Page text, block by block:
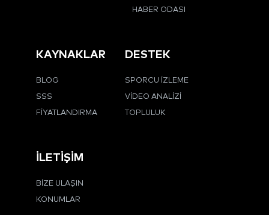
HABER ODASI
KAYNAKLAR
BLOG
SSS
FIYATLANDIRMA
DESTEK
SPORCU İZLEME
VIDEO ANALIZI
TOPLULUK
İLETIŞIM
BIZE ULAŞIN
KONUMLAR